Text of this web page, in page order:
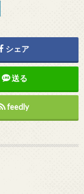
シェア
送る
feedly